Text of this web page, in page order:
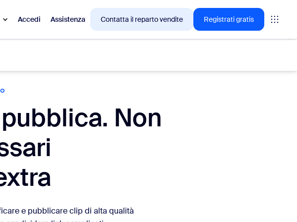
Accedi Assistenza Contatta il reparto vendite Registrati gratis
riscuotendo più successo tra i clienti Zoom.
Approfondimenti CX
Non
e pubblicare clip di alta qualità